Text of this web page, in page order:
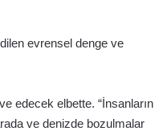
evrensel denge ve
edecek elbette. “İnsanların
ve denizde bozulmalar